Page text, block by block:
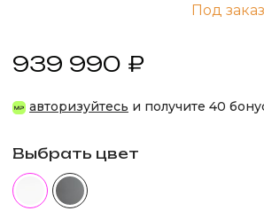
Под
939 990 ₽
авторизуйтесь и получите 40
Выбрать цвет